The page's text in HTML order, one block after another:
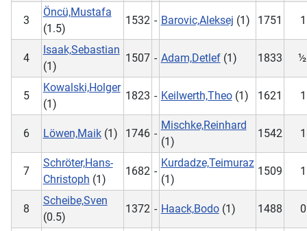
3
Öncü,Mustafa
(1.5)
1532 - Barovic,Aleksej (1) 1751
4
Isaak,Sebastian
(1)
1507 - Adam,Detlef(1) 1833
5
Kowalski,Holger
(1)
1823 - Keilwerth,Theo(1) 1621
6 Löwen,Maik(1) 1746 -
Mischke,Reinhard
(1)
1542
7
Schröter,Hans-
Christoph (1)
1682 -
Kurdadze,Teimuraz
(1)
1509
8
Scheibe,Sven
(0.5)
1372 - Haack,Bodo(1) 1488